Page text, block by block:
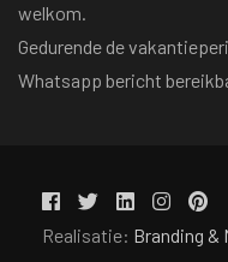
welkom.
Gedurende de
Whatsapp bericht
Realisatie: Branding &